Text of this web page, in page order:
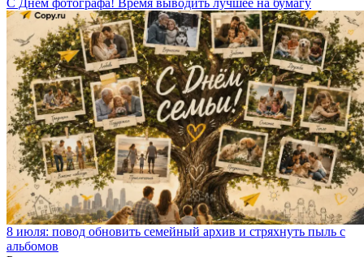
С Днем фотографа! Время выводить лучшее на бумагу
8 июля: повод обновить семейный архив и стряхнуть пыль с
альбомов